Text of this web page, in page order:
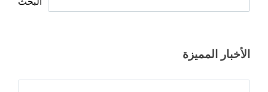
الأخبار المميزة